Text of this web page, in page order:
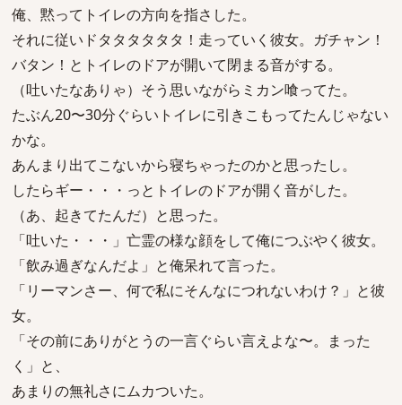
俺、黙ってトイレの方向を指さした。
それに従いドタタタタタタ！走っていく彼女。ガチャン！
バタン！とトイレのドアが開いて閉まる音がする。
（吐いたなありゃ）そう思いながらミカン喰ってた。
たぶん20〜30分ぐらいトイレに引きこもってたんじゃない
かな。
あんまり出てこないから寝ちゃったのかと思ったし。
したらギー・・・っとトイレのドアが開く音がした。
（あ、起きてたんだ）と思った。
「吐いた・・・」亡霊の様な顔をして俺につぶやく彼女。
「飲み過ぎなんだよ」と俺呆れて言った。
「リーマンさー、何で私にそんなにつれないわけ？」と彼
女。
「その前にありがとうの一言ぐらい言えよな〜。まった
く」と、
あまりの無礼さにムカついた。